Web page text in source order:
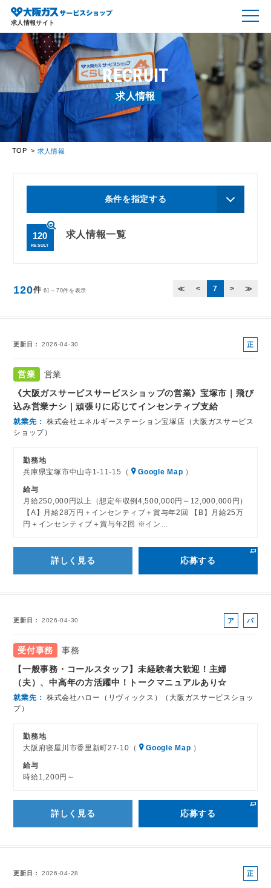
求人情報サイト
RECRUIT
求人情報
TOP 求人情報
条件を指定する
120
RESULT
求人情報一覧
120件 61～70件を表示 ≪ < 7 > ≫
更新日 2026-04-30
正
営業
営業
《大阪ガスサービスサービスショップの営業》宝塚市｜飛び
込み営業ナシ｜頑張りに応じてインセンティブ支給
就業先
株式会社エネルギーステーション宝塚店（大阪ガスサービス
ショップ）
勤務地
兵庫県宝塚市中山寺1-11-15（
Google Map ）
給与
月給250,000円以上（想定年収例4,500,000円～12,000,000円）
【A】月給28万円＋インセンティブ＋賞与年2回 【B】月給25万
円＋インセンティブ＋賞与年2回 ※イン…
詳しく見る 応募する
更新日 2026-04-30
ア
パ
受付事務
事務
【一般事務・コールスタッフ】未経験者大歓迎！主婦
（夫）、中高年の方活躍中！トークマニュアルあり☆
就業先
株式会社ハロー（リヴィックス）（大阪ガスサービスショッ
プ）
勤務地
大阪府寝屋川市香里新町27-10（
Google Map ）
給与
時給1,200円～
詳しく見る 応募する
更新日 2026-04-28
正